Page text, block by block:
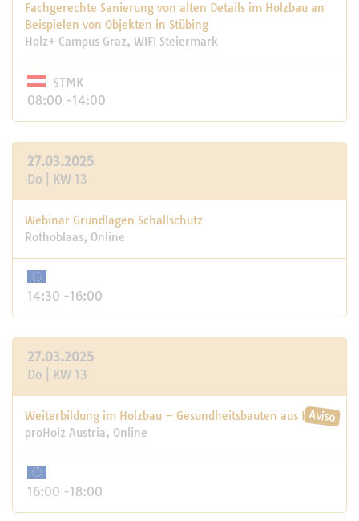
Fachgerechte Sanierung von alten Details im Holzbau an
Beispielen von Objekten in Stübing
Holz+ Campus Graz, WIFI Steiermark
STMK
08:00 -14:00
27.03.2025
Do | KW 13
Webinar Grundlagen Schallschutz
Rothoblaas, Online
14:30 -16:00
27.03.2025
Do | KW 13
Weiterbildung im Holzbau – Gesundheitsbauten aus Holz
proHolz Austria, Online
16:00 -18:00